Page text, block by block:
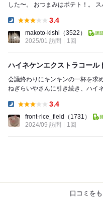
した〜。 おつまみはポテト！。 スパイシーでサクッと揚がっていて美味
3.4
makoto-kishi （3522）
2025/01 訪問
1回
ハイネケンエクストラコール
会議終わりにキンキンの一杯を求めて。 9/18訪問時口コミ3.04
ねぎらいやさんに引き続き、ハイネ
3.4
front-rice_field
（1731）
2024/09 訪問
1回
口コミを